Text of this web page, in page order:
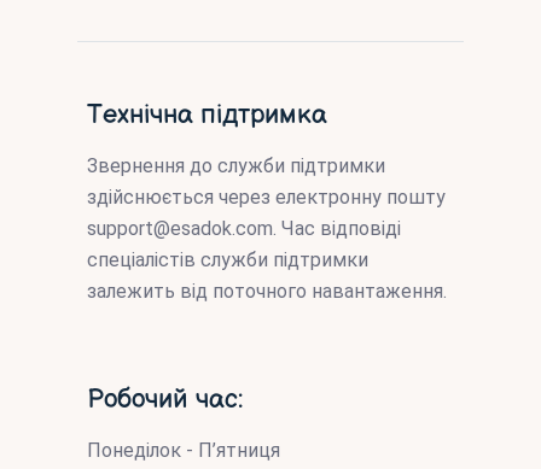
Технічна підтримка
Звернення до служби підтримки
здійснюється через електронну пошту
support@esadok.com. Час відповіді
спеціалістів служби підтримки
залежить від поточного навантаження.
Робочий час:
Понеділок - П’ятниця